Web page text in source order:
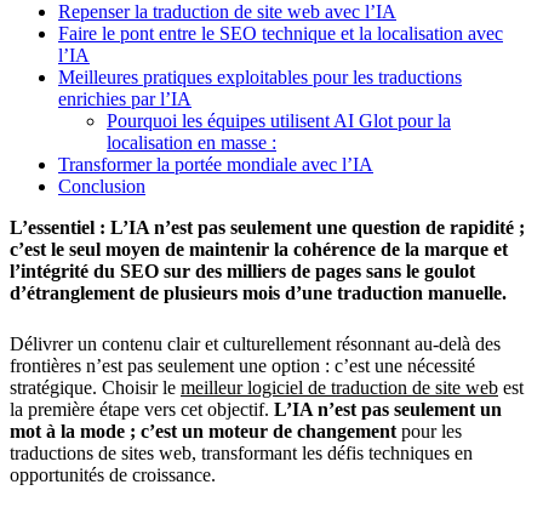
Repenser la traduction de site web avec l’IA
Faire le pont entre le SEO technique et la localisation avec
l’IA
Meilleures pratiques exploitables pour les traductions
enrichies par l’IA
Pourquoi les équipes utilisent AI Glot pour la
localisation en masse :
Transformer la portée mondiale avec l’IA
Conclusion
L’essentiel : L’IA n’est pas seulement une question de rapidité ;
c’est le seul moyen de maintenir la cohérence de la marque et
l’intégrité du SEO sur des milliers de pages sans le goulot
d’étranglement de plusieurs mois d’une traduction manuelle.
Délivrer un contenu clair et culturellement résonnant au-delà des
frontières n’est pas seulement une option : c’est une nécessité
stratégique. Choisir le meilleur logiciel de traduction de site web est
la première étape vers cet objectif. L’IA n’est pas seulement un
mot à la mode ; c’est un moteur de changement pour les
traductions de sites web, transformant les défis techniques en
opportunités de croissance.